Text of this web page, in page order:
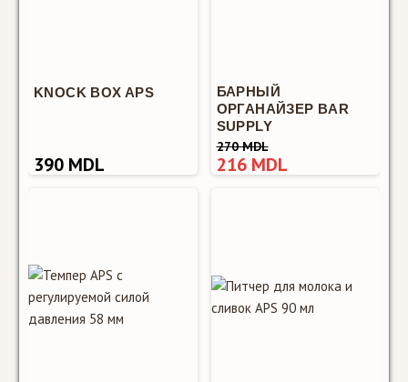
контейнер для
выбивания
кофейной гущи,
KNOCK BOX APS
390 MDL
БАРНЫЙ
ОРГАНАЙЗЕР BAR
SUPPLY
270 MDL
216 MDL